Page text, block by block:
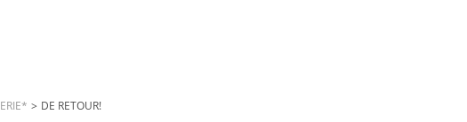
> DE RETOUR!